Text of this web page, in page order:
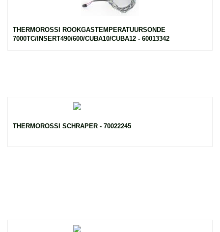
THERMOROSSI ROOKGASTEMPERATUURSONDE
7000TC/INSERT490/600/CUBA10/CUBA12 - 60013342
THERMOROSSI SCHRAPER - 70022245